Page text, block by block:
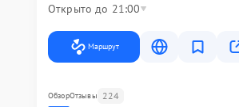
Открыто до 21:00
Маршрут
ОбзорОтзывы 224